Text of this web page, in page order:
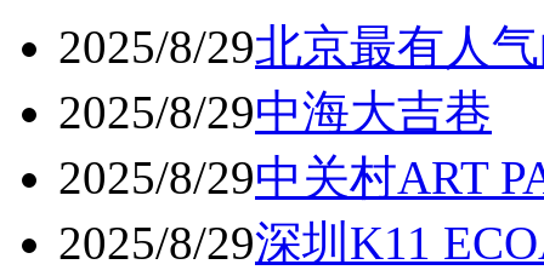
2025/8/29北京最有人
2025/8/29中海大吉巷
2025/8/29中关村ART
2025/8/29深圳K11